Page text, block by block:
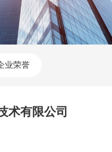
业荣誉
术有限公司